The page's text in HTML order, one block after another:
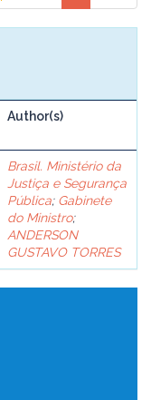
Author(s)
Brasil. Ministério da
Justiça e Segurança
Pública; Gabinete
do Ministro;
ANDERSON
GUSTAVO TORRES